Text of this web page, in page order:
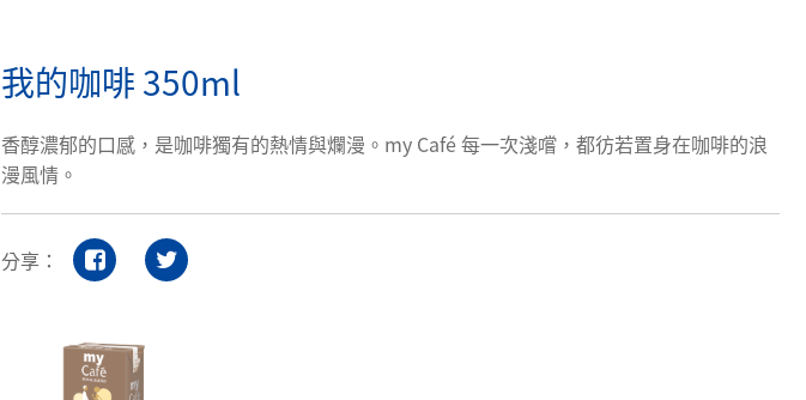
我的咖啡 350ml
香醇濃郁的口感，是咖啡獨有的熱情與爛漫。my Café 每一次淺嚐，都彷若置身在咖啡的浪
漫風情。
分享：